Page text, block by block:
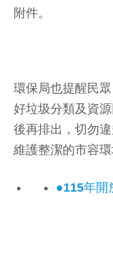
附件。
環保局也提醒民
好垃圾分類及資
後再排出，切勿
維護整潔的市容環
●115年開